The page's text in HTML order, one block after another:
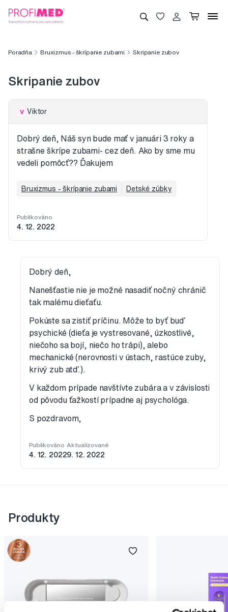
Poradňa Bruxizmus - škrípanie zubami Skripanie zubov
Skripanie zubov
V Viktor
Dobrý deň, Náš syn bude mať v januári 3 roky a
strašne škrípe zubami- cez deň. Ako by sme mu
vedeli pomôcť?? Ďakujem
Bruxizmus - škrípanie zubami Detské zúbky
Publikováno
4. 12. 2022
Dobrý deň,
Nanešťastie nie je možné nasadiť nočný chránič
tak malému dieťaťu.
Pokúste sa zistiť príčinu. Môže to byť buď
psychické (dieťa je vystresované, úzkostlivé,
niečoho sa bojí, niečo ho trápi), alebo
mechanické (nerovnosti v ústach, rastúce zuby,
krivý zub atď.).
V každom prípade navštívte zubára a v závislosti
od pôvodu ťažkostí prípadne aj psychológa.
S pozdravom,
Publikováno
4. 12. 2022
Aktualizované
9. 12. 2022
Produkty